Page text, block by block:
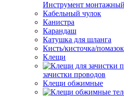
Инструмент
Кабельный чулок
Канистра
Карандаш
Катушка для шланга
Кисть/кисточка/помазок
Клещи
зачистки проводов
Клещи обжимные